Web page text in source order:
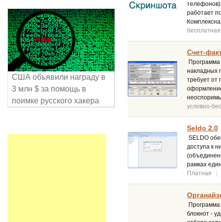
работает
бесплатная
Счет-
накладных
требует от
условно-
Seldo 2.0
SELDO
доступа к
рамках
Платная
блокнот -
США объявили награду в
3 млн $ за помощь в
поимке русского хакера